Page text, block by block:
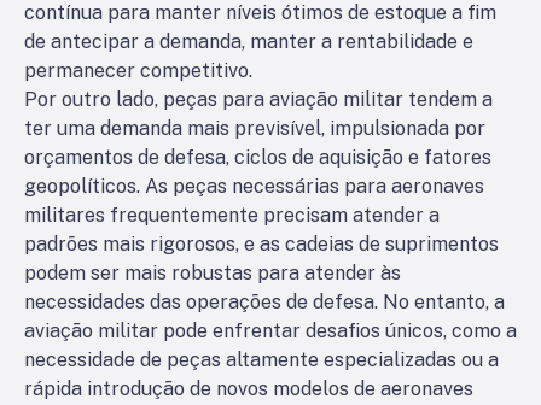
contínua para manter níveis ótimos de estoque a fim
de antecipar a demanda, manter a rentabilidade e
permanecer competitivo.
Por outro lado, peças para aviação militar tendem a
ter uma demanda mais previsível, impulsionada por
orçamentos de defesa, ciclos de aquisição e fatores
geopolíticos. As peças necessárias para aeronaves
militares frequentemente precisam atender a
padrões mais rigorosos, e as cadeias de suprimentos
podem ser mais robustas para atender às
necessidades das operações de defesa. No entanto, a
aviação militar pode enfrentar desafios únicos, como a
necessidade de peças altamente especializadas ou a
rápida introdução de novos modelos de aeronaves